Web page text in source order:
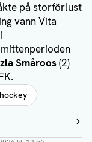
på storförlust
vann Vita
Småroos(2)